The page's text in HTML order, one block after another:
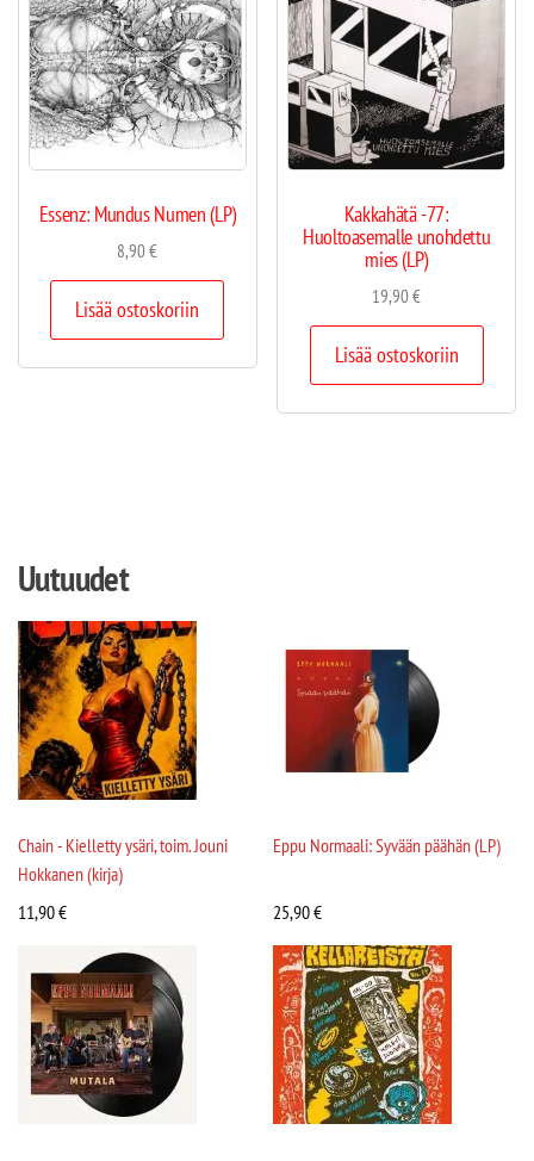
Essenz: Mundus Numen (LP)
8,90€
Lisää ostoskoriin
Kakkahätä -77:
Huoltoasemalle unohdettu
mies (LP)
19,90€
Lisää ostoskoriin
Uutuudet
Chain - Kielletty ysäri, toim. Jouni
Hokkanen (kirja)
11,90€
Eppu Normaali: Syvään päähän (LP)
25,90€